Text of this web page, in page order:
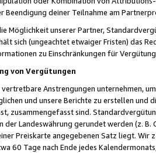
Beendigung deiner Teilnahme am
Möglichkeit unserer Partner,
sich (ungeachtet etwaiger Fristen) das
zu Einschränkungen für
von Vergütungen
Anstrengungen unternehmen,
und unsere Berichte zu erstellen und
zusammengefasst sind.
der Landeswährung gerundet werden (z.
Preiskarte angegebenen Satz liegt.
60 Tage nach Ende jedes